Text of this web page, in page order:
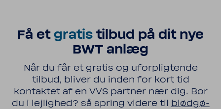
Få et gratis tilbud på dit nye
BWT anlæg
Når du får et gratis og ufor­plig­tende
tilbud, bliver du inden for kort tid
kontaktet af en VVS partner nær dig. Bor
du i lejlighed? så spring videre til
blød­gø­